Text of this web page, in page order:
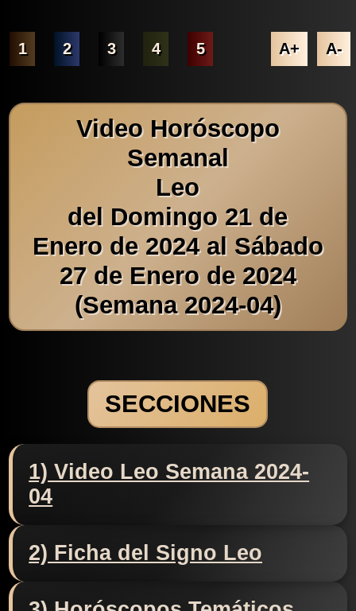
1 2 3 4 5 A+ A-
Video Horóscopo
Semanal
Leo
del Domingo 21 de
Enero de 2024 al Sábado
27 de Enero de 2024
(Semana 2024-04)
SECCIONES
1) Video Leo Semana 2024-
04
2) Ficha del Signo Leo